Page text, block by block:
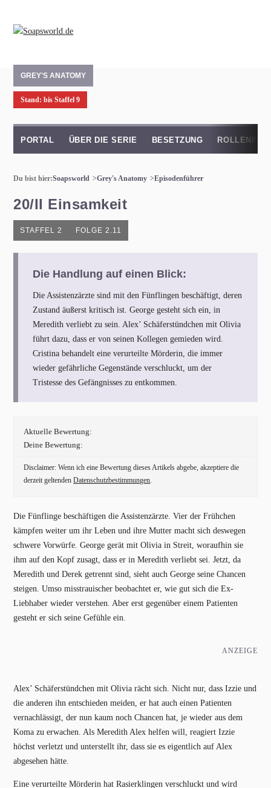
GREY'S ANATOMY
Stand: bis Staffel 9
PORTAL ÜBER DIE SERIE BESETZUNG
Du bist hier:Soapsworld Grey's Anatomy Episodenführer
20/II Einsamkeit
STAFFEL 2 FOLGE 2.11
Die Handlung auf einen Blick:
Die Assistenzärzte sind mit den Fünflingen beschäftigt, deren
Zustand äußerst kritisch ist. George gesteht sich ein, in
Meredith verliebt zu sein. Alex’ Schäferstündchen mit Olivia
führt dazu, dass er von seinen Kollegen gemieden wird.
Cristina behandelt eine verurteilte Mörderin, die immer
wieder gefährliche Gegenstände verschluckt, um der
Tristesse des Gefängnisses zu entkommen.
Aktuelle Bewertung:
Deine Bewertung:
Disclaimer: Wenn ich eine Bewertung dieses Artikels abgebe, akzeptiere die
derzeit geltendenDatenschutzbestimmungen.
Die Fünflinge beschäftigen die Assistenzärzte. Vier der Frühchen
kämpfen weiter um ihr Leben und ihre Mutter macht sich deswegen
schwere Vorwürfe. George gerät mit Olivia in Streit, woraufhin sie
ihm auf den Kopf zusagt, dass er in Meredith verliebt sei. Jetzt, da
Meredith und Derek getrennt sind, sieht auch George seine Chancen
steigen. Umso misstrauischer beobachtet er, wie gut sich die Ex-
Liebhaber wieder verstehen. Aber erst gegenüber einem Patienten
gesteht er sich seine Gefühle ein.
ANZEIGE
Alex’ Schäferstündchen mit Olivia rächt sich. Nicht nur, dass Izzie und
die anderen ihn entschieden meiden, er hat auch einen Patienten
vernachlässigt, der nun kaum noch Chancen hat, je wieder aus dem
Koma zu erwachen. Als Meredith Alex helfen will, reagiert Izzie
höchst verletzt und unterstellt ihr, dass sie es eigentlich auf Alex
abgesehen hätte.
Eine verurteilte Mörderin hat Rasierklingen verschluckt und wird